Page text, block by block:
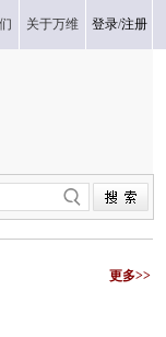
关于万维 登录/注册
更多>>